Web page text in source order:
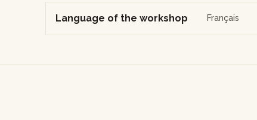
Language of the workshop Français